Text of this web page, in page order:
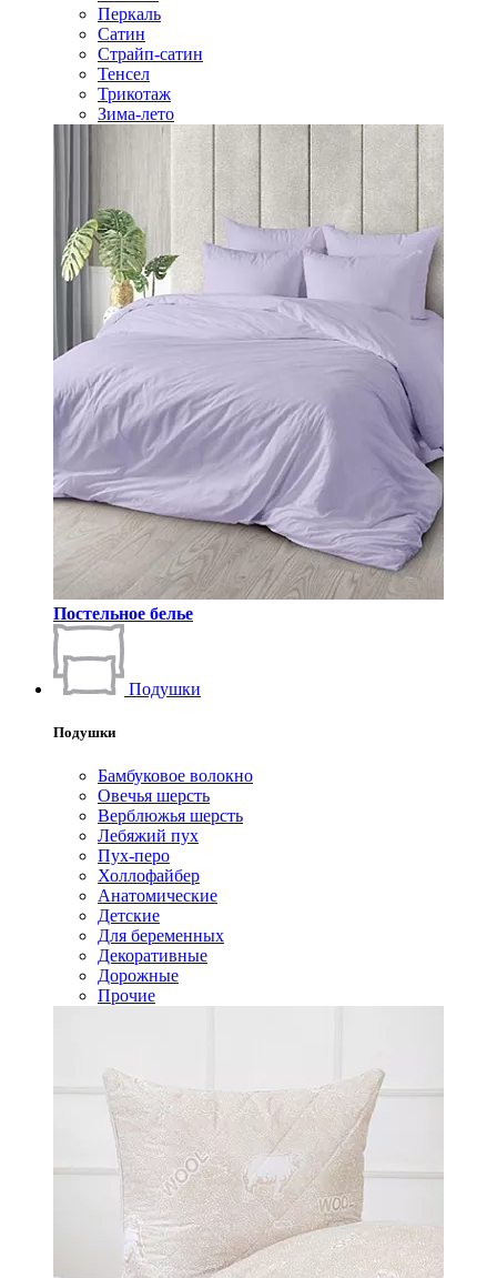
Перкаль
Сатин
Страйп-сатин
Тенсел
Трикотаж
Зима-лето
Постельное белье
Подушки
Подушки
Бамбуковое волокно
Овечья шерсть
Верблюжья шерсть
Лебяжий пух
Пух-перо
Холлофайбер
Анатомические
Детские
Для беременных
Декоративные
Дорожные
Прочие